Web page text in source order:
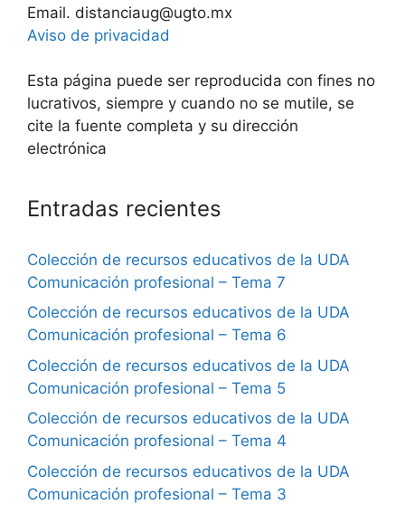
Email. distanciaug@ugto.mx
Aviso de privacidad
Esta página puede ser reproducida con fines no
lucrativos, siempre y cuando no se mutile, se
cite la fuente completa y su dirección
electrónica
Entradas recientes
Colección de recursos educativos de la UDA
Comunicación profesional – Tema 7
Colección de recursos educativos de la UDA
Comunicación profesional – Tema 6
Colección de recursos educativos de la UDA
Comunicación profesional – Tema 5
Colección de recursos educativos de la UDA
Comunicación profesional – Tema 4
Colección de recursos educativos de la UDA
Comunicación profesional – Tema 3